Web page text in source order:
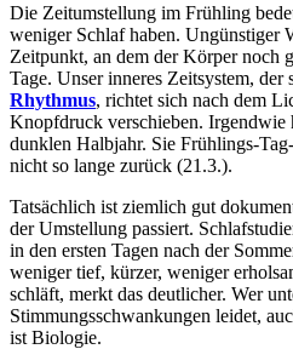
Die Zeitumstellung im Frühling
weniger Schlaf haben. Ungünstiger
Zeitpunkt, an dem der Körper noch
Tage. Unser inneres Zeitsystem, der
Rhythmus, richtet sich nach dem
Knopfdruck verschieben.
dunklen Halbjahr. Sie Frühlings-
nicht so lange zurück (21.3.).
Tatsächlich ist ziemlich gut
der Umstellung passiert.
in den ersten Tagen nach der
weniger tief, kürzer, weniger
schläft, merkt das deutlicher. Wer
Stimmungsschwankungen leidet,
ist Biologie.